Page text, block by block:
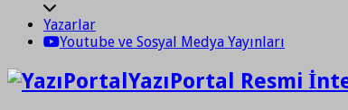
Yazarlar
Youtube ve Sosyal Medya Yayınları
YazıPortal Resmi